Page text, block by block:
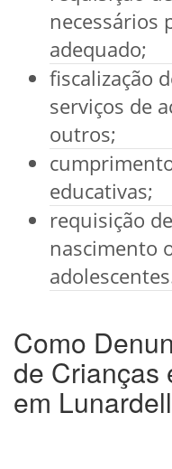
necessários
adequado;
fiscalização
serviços de
outros;
educativas;
requisição
nascimento
Como
de Crianças
em